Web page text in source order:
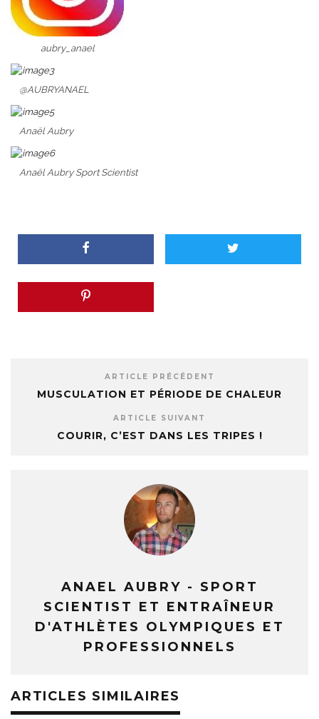
aubry_anael
@AUBRYANAEL
Anaël Aubry
Anaël Aubry Sport Scientist
ARTICLE PRÉCÉDENT
MUSCULATION ET PÉRIODE DE CHALEUR
ARTICLE SUIVANT
COURIR, C’EST DANS LES TRIPES !
ANAEL AUBRY - SPORT
SCIENTIST ET ENTRAÎNEUR
D'ATHLÈTES OLYMPIQUES ET
PROFESSIONNELS
ARTICLES SIMILAIRES